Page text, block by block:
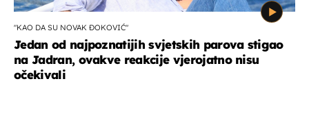
"KAO DA SU NOVAK ĐOKOVIĆ"
Jedan od najpoznatijih svjetskih parova stigao
na Jadran, ovakve reakcije vjerojatno nisu
očekivali